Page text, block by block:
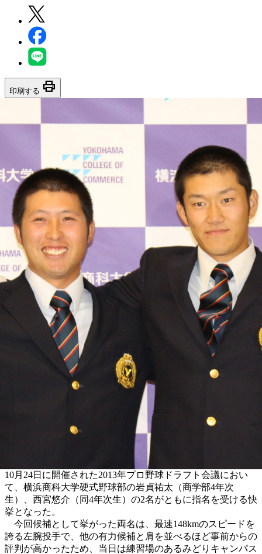
印刷する print
10月24日に開催された2013年プロ野球ドラフト会議におい
て、横浜商科大学硬式野球部の岩貞祐太（商学部4年次
生）、西宮悠介（同4年次生）の2名がともに指名を受ける快
挙となった。
今回候補として挙がった両名は、最速148kmのスピードを
誇る左腕投手で、他の有力候補と肩を並べるほど事前からの
評判が高かったため、当日は練習場のあるみどりキャンパス